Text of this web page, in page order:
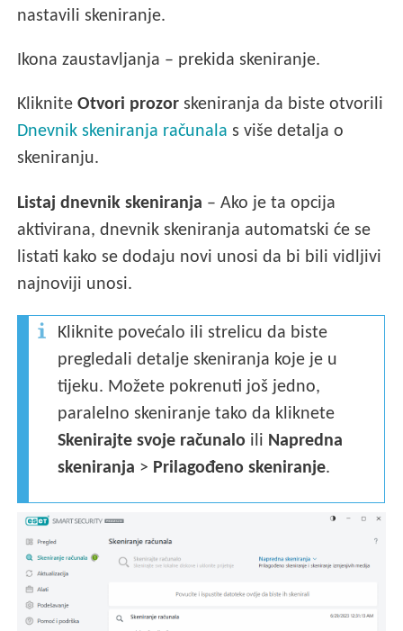
nastavili skeniranje.
Ikona zaustavljanja – prekida skeniranje.
KlikniteOtvori prozor skeniranja da biste otvorili
Dnevnik skeniranja računala s više detalja o
skeniranju.
Listaj dnevnik skeniranja – Ako je ta opcija
aktivirana, dnevnik skeniranja automatski će se
listati kako se dodaju novi unosi da bi bili vidljivi
najnoviji unosi.
Kliknite povećalo ili strelicu da biste
pregledali detalje skeniranja koje je u
tijeku. Možete pokrenuti još jedno,
paralelno skeniranje tako da kliknete
Skenirajte svoje računalo ili Napredna
skeniranja > Prilagođeno skeniranje.